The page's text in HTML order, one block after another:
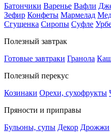
Батончики Варенье Вафли
Зефир Конфеты Мармелад
Сгущенка Сиропы Суфле
Полезный завтрак
Готовые завтраки Гранола
Полезный перекус
Козинаки Орехи, сухофрукты
Пряности и приправы
Бульоны, супы Декор Дрожжи